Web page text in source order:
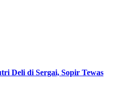
Deli di Sergai, Sopir Tewas